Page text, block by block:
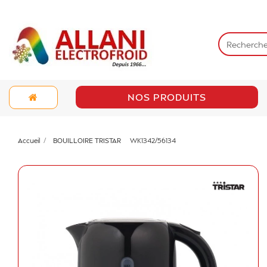
NOS PRODUITS
Accueil BOUILLOIRE TRISTAR WK1342/56134